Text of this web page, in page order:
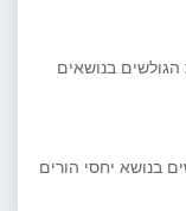
בנושאים
בנושא יחסי הורים